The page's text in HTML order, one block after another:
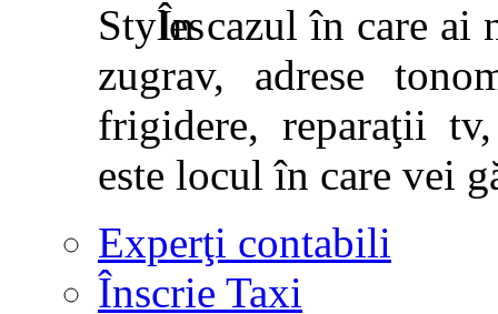
În cazul în care ai
zugrav, adrese
frigidere, reparaţii
este locul în care vei
Experţi contabili
Înscrie Taxi